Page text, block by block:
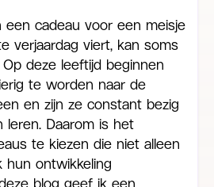
een cadeau voor een meisje
verjaardag viert, kan soms
deze leeftijd beginnen
te worden naar de
en zijn ze constant bezig
leren. Daarom is het
te kiezen die niet alleen
hun ontwikkeling
blog geef ik een